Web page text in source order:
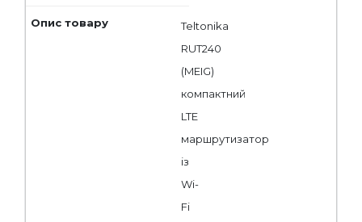
Teltonika
RUT240
(MEIG)
компактний
LTE
маршрутизатор
із
Wi-
Fi